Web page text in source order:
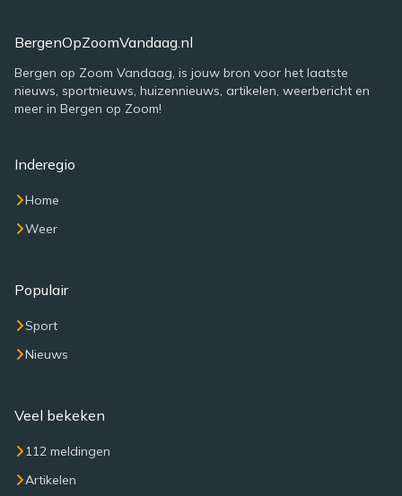
BergenOpZoomVandaag.nl
Bergen op Zoom Vandaag, is jouw bron voor het laatste
nieuws, sportnieuws, huizennieuws, artikelen, weerbericht en
meer in Bergen op Zoom!
Inderegio
Home
Weer
Populair
Sport
Nieuws
Veel bekeken
112 meldingen
Artikelen